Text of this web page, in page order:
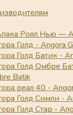
Роял Нью —
Голд - Angora
Голд Батик -
Голд Омбре
Batik
реал 40 -
Голд Симли -
Голд Стар -